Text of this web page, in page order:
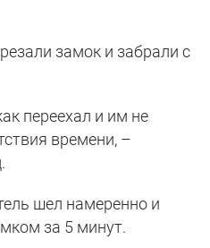
замок и забрали с
переехал и им не
времени, –
шел намеренно и
за 5 минут.